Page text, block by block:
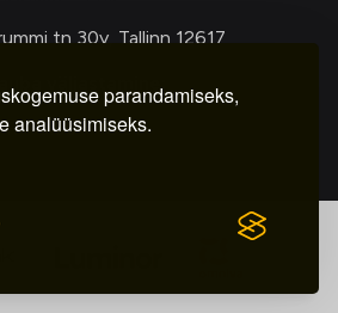
parandamiseks,
analüüsimiseks.
tn 30y, Tallinn 12617
väljastamine:
R – 9.00 – 18.00